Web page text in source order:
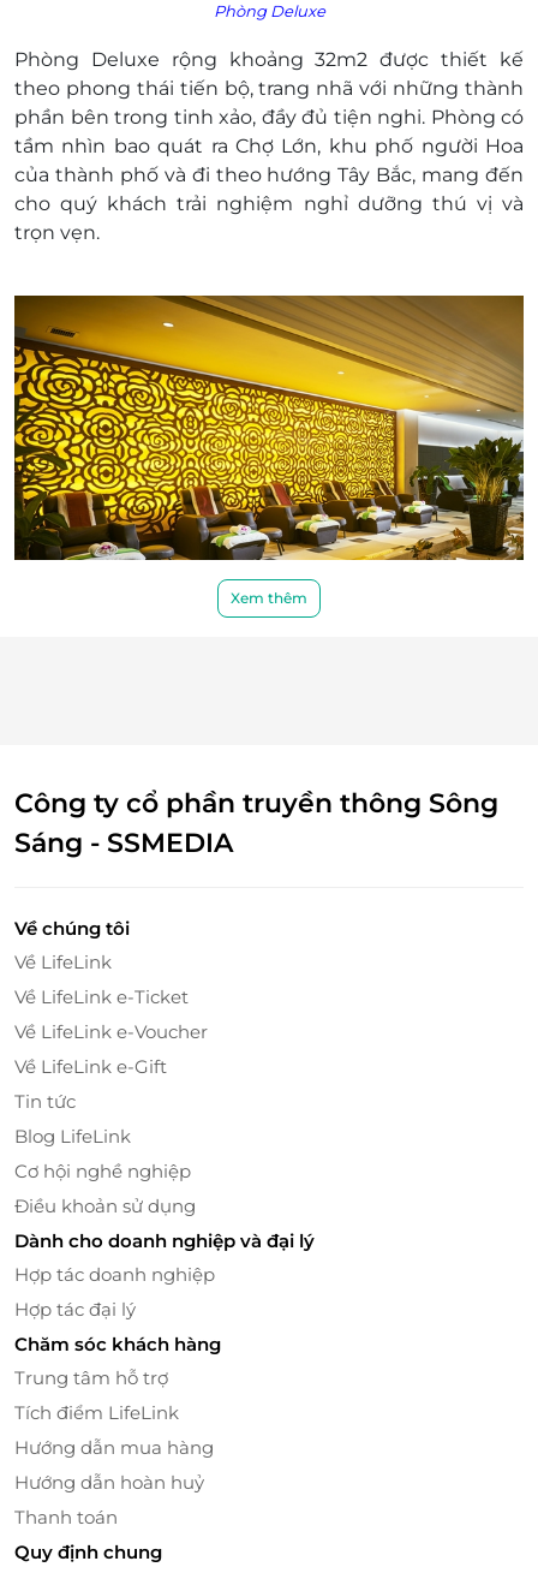
Phòng Deluxe
Phòng Deluxe rộng khoảng 32m2 được thiết kế
theo phong thái tiến bộ, trang nhã với những thành
phần bên trong tinh xảo, đầy đủ tiện nghi. Phòng có
tầm nhìn bao quát ra Chợ Lớn, khu phố người Hoa
của thành phố và đi theo hướng Tây Bắc, mang đến
cho quý khách trải nghiệm nghỉ dưỡng thú vị và
trọn vẹn.
Thả mình vào làn nước mát tại hồ bơi
Đặc biệt, quý khách hoàn toàn được bơi lội miễn phí
những bồn jacuzzi. Những hàng ghế dài bên hồ bơi
đó là nơi tuyệt vời để đọc sách, thưởng thức đồ uống
hoặc thả mình dưới tia nắng mặt trời ấm cúng. Bên
cạnh đó, bạn còn được rèn luyện trong trung tâm
thể dục, thư giãn với liệu pháp massage ở spa trong
Xem thêm
Công ty cổ phần truyền thông Sông
Sáng - SSMEDIA
Về chúng tôi
Về LifeLink
Về LifeLink e-Ticket
Về LifeLink e-Voucher
Về LifeLink e-Gift
Tin tức
Blog LifeLink
Cơ hội nghề nghiệp
Điều khoản sử dụng
Dành cho doanh nghiệp và đại lý
Hợp tác doanh nghiệp
Hợp tác đại lý
Chăm sóc khách hàng
Trung tâm hỗ trợ
Tích điểm LifeLink
Hướng dẫn mua hàng
Hướng dẫn hoàn huỷ
Thanh toán
Quy định chung